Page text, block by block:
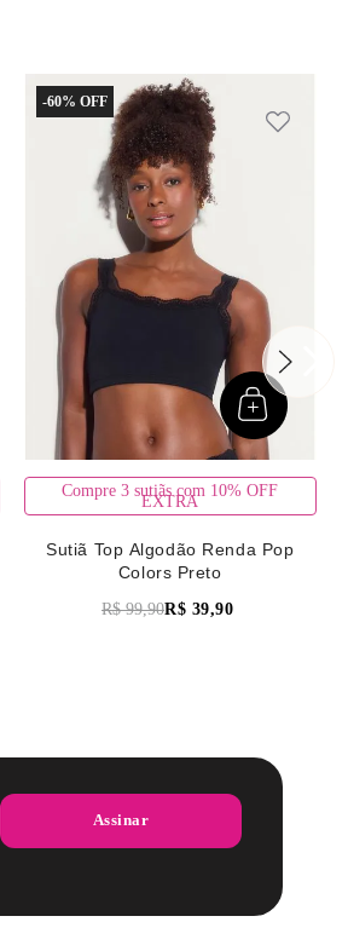
-60%
Compre 3 sutiãs com 10% OFF
EXTRA
Sutiã Top Algodão Renda Pop
Colors Preto
R$ 99,90R$ 39,90
Assinar